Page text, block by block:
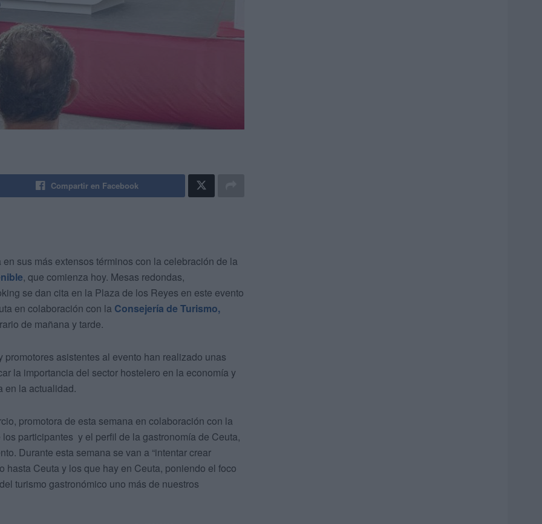
Compartir en Facebook
sus más extensos términos con la celebración de la
, que comienza hoy. Mesas redondas,
se dan cita en la Plaza de los Reyes en este evento
en colaboración con la Consejería de Turismo,
de mañana y tarde.
asistentes al evento han realizado unas
la importancia del sector hostelero en la economía y
en la actualidad.
promotora de esta semana en colaboración con la
participantes y el perfil de la gastronomía de Ceuta,
Durante esta semana se van a “intentar crear
Ceuta y los que hay en Ceuta, poniendo el foco
turismo gastronómico uno más de nuestros